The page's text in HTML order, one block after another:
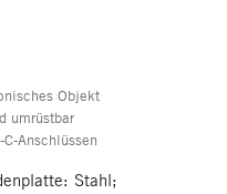
Objekt
umrüstbar
Anschlüssen
Stahl;